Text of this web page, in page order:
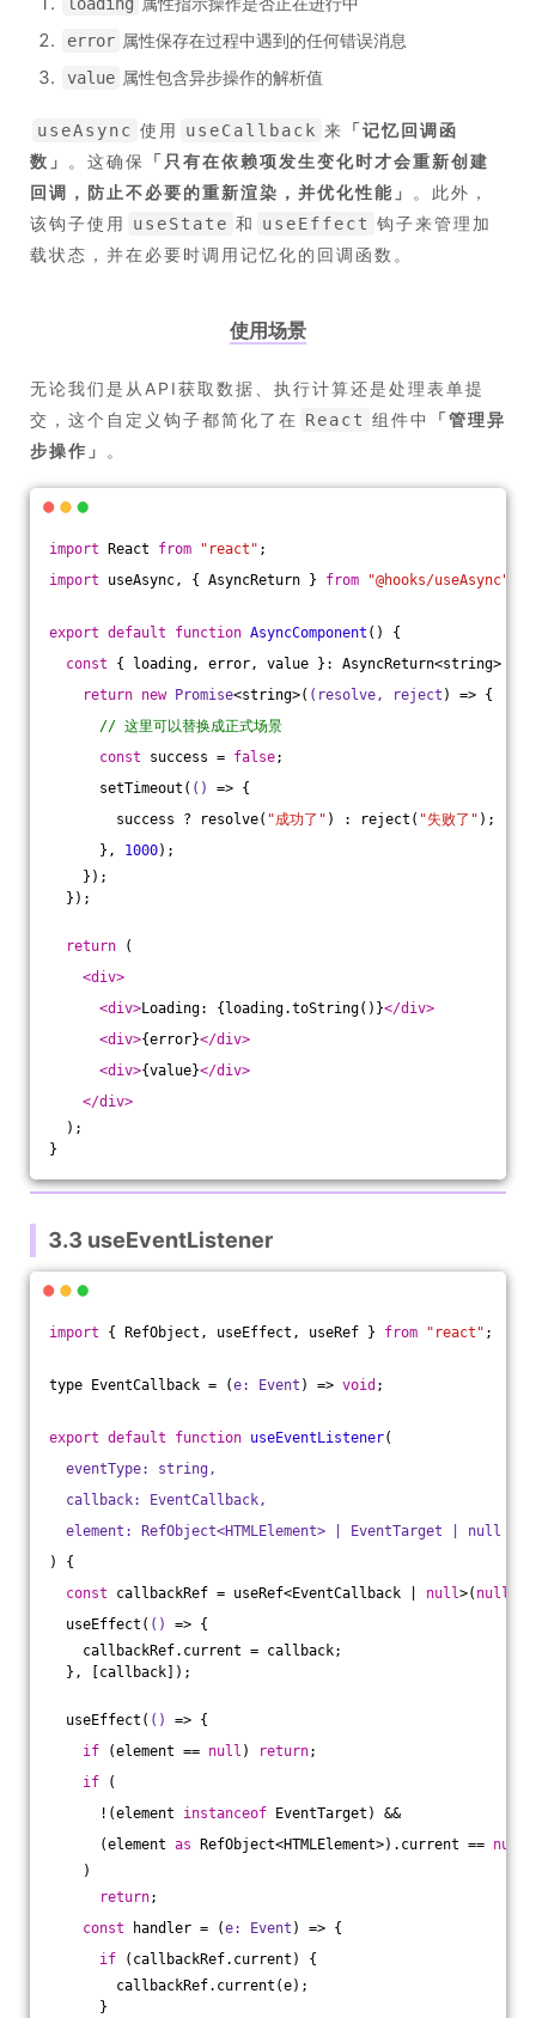
error 属性保存在过程中遇到的任何错误消息
value 属性包含异步操作的解析值
useAsync 使用 useCallback 来 「记忆回调函
数 」 。这确保 「 只有在依赖项发生变化时才会重新创建
回调，防止不必要的重新渲染，并优化性能 」
。此外，
该钩子使用
useState 和 useEffect 钩子来管理加
载状态，并在必要时调用记忆化的回调函数。
使用场景
无论我们是从API获取数据、执行计算还是处理表单提
交，这个自定义钩子都简化了在 React 组件中 「管理异
步操作 」 。
import React from "react" ;
import useAsync, { AsyncReturn } from "@hooks/useAsync"
export default function AsyncComponent ( ) {
const { loading, error, value }: AsyncReturn<string> =
return new Promise<string>( (resolve, reject ) => {
// 这里可以替换成正式场景
const success = false;
setTimeout( () => {
success ? resolve( "成功了" ) : reject( "失败了" );
}, 1000);
});
});
return (
<div>
<div>Loading: {loading.toString()}</div>
<div>{error}</div>
<div>{value}</div>
</div>
);
}
3.3 useEventListener
import { RefObject, useEffect, useRef } from "react" ;
type EventCallback = (e: Event ) => void ;
export default function useEventListener(
eventType: string,
callback: EventCallback,
element: RefObject<HTMLElement> | EventTarget | null =
) {
const callbackRef = useRef<EventCallback | null>( null
useEffect( () => {
callbackRef.current = callback;
}, [callback]);
useEffect( () => {
if (element == null ) return;
if (
!(element instanceof EventTarget) &&
(element as RefObject<HTMLElement>).current == null
)
return;
const handler = (e: Event ) => {
if (callbackRef.current) {
callbackRef.current(e);
}